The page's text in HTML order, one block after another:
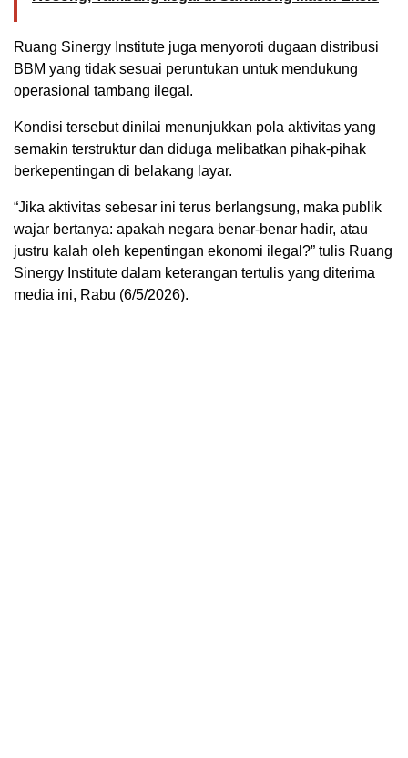
Ruang Sinergy Institute juga menyoroti dugaan distribusi
BBM yang tidak sesuai peruntukan untuk mendukung
operasional tambang ilegal.
Kondisi tersebut dinilai menunjukkan pola aktivitas yang
semakin terstruktur dan diduga melibatkan pihak-pihak
berkepentingan di belakang layar.
“Jika aktivitas sebesar ini terus berlangsung, maka publik
wajar bertanya: apakah negara benar-benar hadir, atau
justru kalah oleh kepentingan ekonomi ilegal?” tulis Ruang
Sinergy Institute dalam keterangan tertulis yang diterima
media ini, Rabu (6/5/2026).